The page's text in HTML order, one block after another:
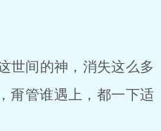
世间的神，消失这么多
甭管谁遇上，都一下适